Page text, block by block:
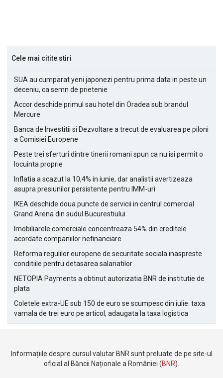
Cele mai citite stiri
SUA au cumparat yeni japonezi pentru prima data in peste un
deceniu, ca semn de prietenie
Accor deschide primul sau hotel din Oradea sub brandul
Mercure
Banca de Investitii si Dezvoltare a trecut de evaluarea pe piloni
a Comisiei Europene
Peste trei sferturi dintre tinerii romani spun ca nu isi permit o
locuinta proprie
Inflatia a scazut la 10,4% in iunie, dar analistii avertizeaza
asupra presiunilor persistente pentru IMM-uri
IKEA deschide doua puncte de servicii in centrul comercial
Grand Arena din sudul Bucurestiului
Imobiliarele comerciale concentreaza 54% din creditele
acordate companiilor nefinanciare
Reforma regulilor europene de securitate sociala inaspreste
conditiile pentru detasarea salariatilor
NETOPIA Payments a obtinut autorizatia BNR de institutie de
plata
Coletele extra-UE sub 150 de euro se scumpesc din iulie: taxa
vamala de trei euro pe articol, adaugata la taxa logistica
Informațiile despre cursul valutar BNR sunt preluate de pe site-ul
oficial al Băncii Naționale a României (BNR).